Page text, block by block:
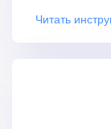
Читать